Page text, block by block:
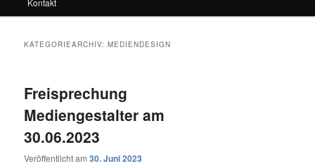
KATEGORIEARCHIV:MEDIENDESIGN
Freisprechung
Mediengestalter am
30.06.2023
Veröffentlicht am30. Juni 2023